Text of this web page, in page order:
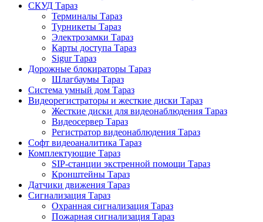
СКУД Тараз
Терминалы Тараз
Турникеты Тараз
Электрозамки Тараз
Карты доступа Тараз
Sigur Тараз
Дорожные блокираторы Тараз
Шлагбаумы Тараз
Система умный дом Тараз
Видеорегистраторы и жесткие диски Тараз
Жесткие диски для видеонаблюдения Тараз
Видеосервер Тараз
Регистратор видеонаблюдения Тараз
Софт видеоаналитика Тараз
Комплектующие Тараз
SIP-станции экстренной помощи Тараз
Кронштейны Тараз
Датчики движения Тараз
Сигнализация Тараз
Охранная сигнализация Тараз
Пожарная сигнализация Тараз